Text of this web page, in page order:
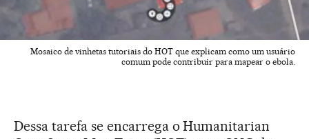
Mosaico de vinhetas tutoriais do HOT que explicam como um usuário
comum pode contribuir para mapear o ebola.
Dessa tarefa se encarrega o Humanitarian